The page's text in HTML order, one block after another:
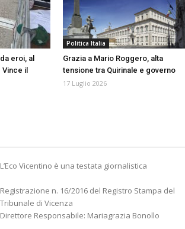
eroi, al
il
Politica Italia
Grazia a Mario Roggero, alta
tensione tra Quirinale e governo
17 Luglio 2026
L’Eco Vicentino è una testata giornalistica
Registrazione n. 16/2016 del Registro Stampa del
Tribunale di Vicenza
Direttore Responsabile: Mariagrazia Bonollo